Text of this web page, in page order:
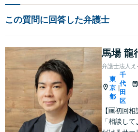
この質問に回答した弁護士
馬場 龍
弁護士法人え
東
京
都
千
代
田
区
【🆓初回
「相談し